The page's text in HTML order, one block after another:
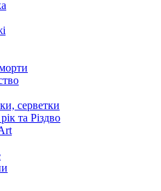
серветки
та Різдво